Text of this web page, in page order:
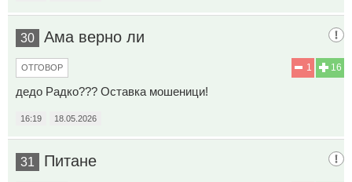
30 Ама верно ли
16
1
ОТГОВОР
дедо Радко??? Оставка мошеници!
16:19 18.05.2026
31 Питане